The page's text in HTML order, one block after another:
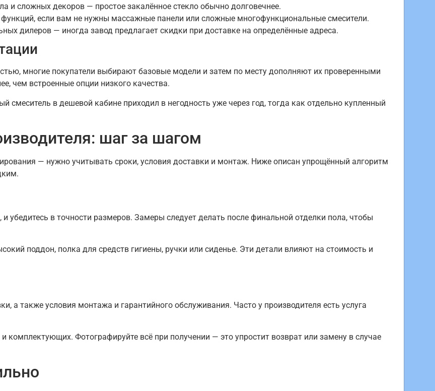
и сложных декоров — простое закалённое стекло обычно долговечнее.
функций, если вам не нужны массажные панели или сложные многофункциональные смесители.
дилеров — иногда завод предлагает скидки при доставке на определённые адреса.
многие покупатели выбирают базовые модели и затем по месту дополняют их проверенными
чем встроенные опции низкого качества.
смеситель в дешевой кабине приходил в негодность уже через год, тогда как отдельно купленный
шаг за шагом
— нужно учитывать сроки, условия доставки и монтаж. Ниже описан упрощённый алгоритм
и убедитесь в точности размеров. Замеры следует делать после финальной отделки пола, чтобы
поддон, полка для средств гигиены, ручки или сиденье. Эти детали влияют на стоимость и
а также условия монтажа и гарантийного обслуживания. Часто у производителя есть услуга
комплектующих. Фотографируйте всё при получении — это упростит возврат или замену в случае